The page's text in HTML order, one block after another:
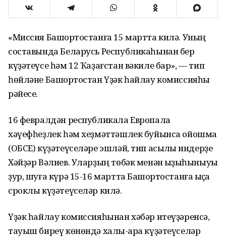
«Миссия Башҡортостанға 15 мартта килә. Уның
составында Беларусь Республикаһынан бер
күҙәтеүсе һәм 12 Ҡаҙағстан вәкиле бар», — тип
һөйләне Башҡортостан Үҙәк һайлау комиссияһы
рәйесе.
16 февралдән республикала Европала
хәүефһеҙлек һәм хеҙмәттәшлек буйынса ойошма
(ОБСЕ) күҙәтеүселәре эшләй, тип асыҡлыҡ индерҙе
Хәйҙәр Вәлиев. Уларҙың төбәк менән ҡыҙыҡһыныуы
ҙур, шуға күрә 15-16 мартта Башҡортостанға ҡыҫҡа
сроклы күҙәтеүселәр килә.
Үҙәк һайлау комиссияһынан хәбәр итеүҙәренсә,
тауыш биреү көнөндә халыҡ-ара күҙәтеүселәр